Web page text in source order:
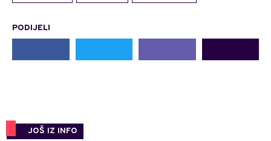
PODIJELI
JOŠ IZ INFO